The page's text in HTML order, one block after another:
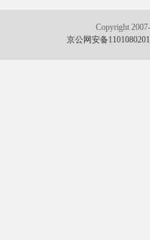
Copyright
京公网安备